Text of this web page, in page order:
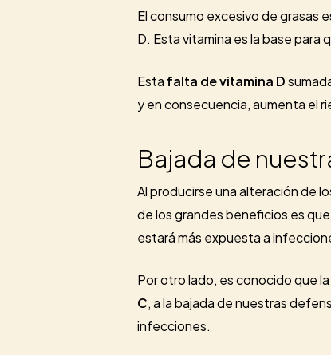
El consumo excesivo de grasas
D. Esta vitamina es la base
Esta falta de vitamina D
y en consecuencia, aumenta el
Bajada de
Al producirse una alteración de
de los grandes beneficios es que
estará más expuesta a
Por otro lado, es conocido que
C, a la bajada de nuestras
infecciones.